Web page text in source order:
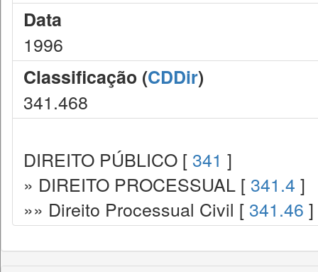
Data
1996
Classificação (CDDir)
341.468
DIREITO PÚBLICO [ 341 ]
» DIREITO PROCESSUAL [ 341.4 ]
»» Direito Processual Civil [ 341.46 ]